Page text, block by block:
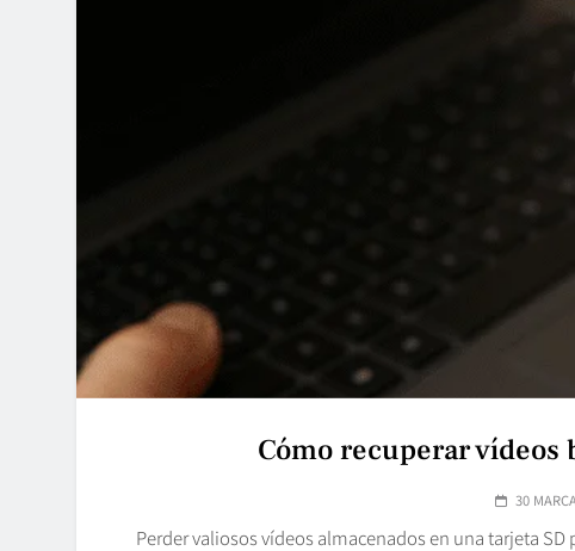
Cómo recuperar vídeos
30
Perder valiosos vídeos almacenados en una tarjeta